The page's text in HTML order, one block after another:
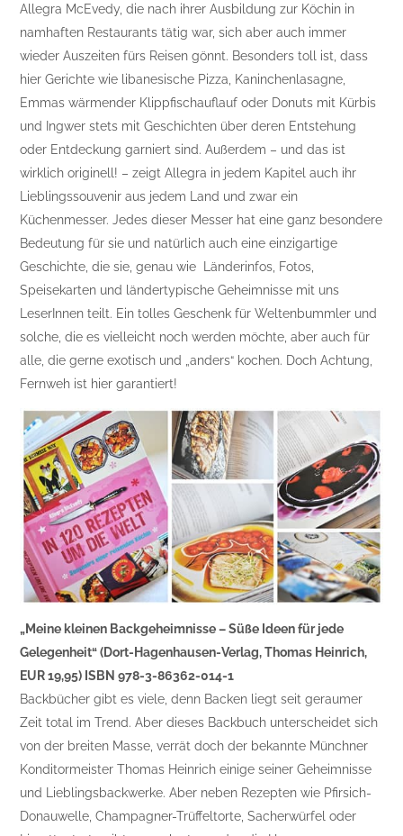
Allegra McEvedy, die nach ihrer Ausbildung zur Köchin in
namhaften Restaurants tätig war, sich aber auch immer
wieder Auszeiten fürs Reisen gönnt. Besonders toll ist, dass
hier Gerichte wie libanesische Pizza, Kaninchenlasagne,
Emmas wärmender Klippfischauflauf oder Donuts mit Kürbis
und Ingwer stets mit Geschichten über deren Entstehung
oder Entdeckung garniert sind. Außerdem – und das ist
wirklich originell! – zeigt Allegra in jedem Kapitel auch ihr
Lieblingssouvenir aus jedem Land und zwar ein
Küchenmesser. Jedes dieser Messer hat eine ganz besondere
Bedeutung für sie und natürlich auch eine einzigartige
Geschichte, die sie, genau wie Länderinfos, Fotos,
Speisekarten und ländertypische Geheimnisse mit uns
LeserInnen teilt. Ein tolles Geschenk für Weltenbummler und
solche, die es vielleicht noch werden möchte, aber auch für
alle, die gerne exotisch und „anders“ kochen. Doch Achtung,
Fernweh ist hier garantiert!
„Meine kleinen Backgeheimnisse – Süße Ideen für jede
Gelegenheit“ (Dort-Hagenhausen-Verlag, Thomas Heinrich,
EUR 19,95) ISBN 978-3-86362-014-1
Backbücher gibt es viele, denn Backen liegt seit geraumer
Zeit total im Trend. Aber dieses Backbuch unterscheidet sich
von der breiten Masse, verrät doch der bekannte Münchner
Konditormeister Thomas Heinrich einige seiner Geheimnisse
und Lieblingsbackwerke. Aber neben Rezepten wie Pfirsich-
Donauwelle, Champagner-Trüffeltorte, Sacherwürfel oder